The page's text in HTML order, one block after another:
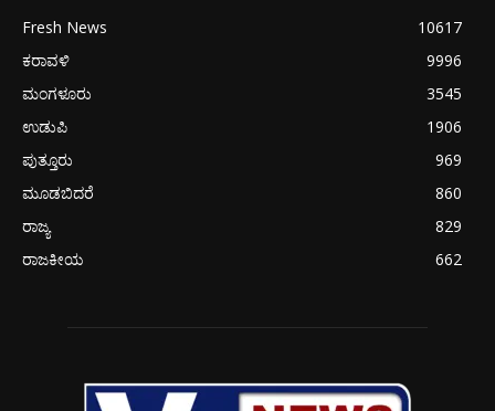
Fresh News
10617
ಕರಾವಳಿ
9996
ಮಂಗಳೂರು
3545
ಉಡುಪಿ
1906
ಪುತ್ತೂರು
969
ಮೂಡಬಿದರೆ
860
ರಾಜ್ಯ
829
ರಾಜಕೀಯ
662